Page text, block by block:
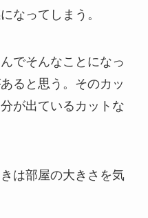
なってしまう。
でそんなことになっ
ると思う。そのカッ
が出ているカットな
は部屋の大きさを気